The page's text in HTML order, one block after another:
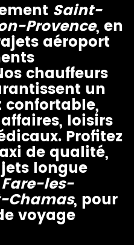
Saint-
Provence, en
aéroport
chauffeurs
un
loisirs
Profitez
de qualité,
longue
Fare-les-
Chamas, pour
voyage